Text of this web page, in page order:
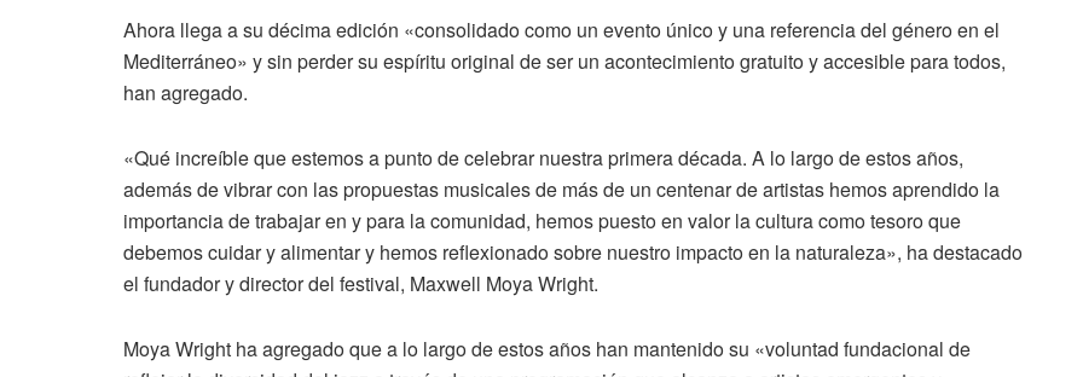
Ahora llega a su décima edición «consolidado como un evento único y una referencia del género en el
Mediterráneo» y sin perder su espíritu original de ser un acontecimiento gratuito y accesible para todos,
han agregado.
«Qué increíble que estemos a punto de celebrar nuestra primera década. A lo largo de estos años,
además de vibrar con las propuestas musicales de más de un centenar de artistas hemos aprendido la
importancia de trabajar en y para la comunidad, hemos puesto en valor la cultura como tesoro que
debemos cuidar y alimentar y hemos reflexionado sobre nuestro impacto en la naturaleza», ha destacado
el fundador y director del festival, Maxwell Moya Wright.
Moya Wright ha agregado que a lo largo de estos años han mantenido su «voluntad fundacional de